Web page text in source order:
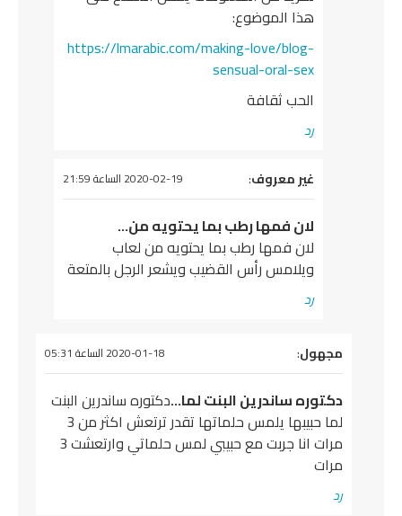
هذا الموضوع:
https://lmarabic.com/making-love/blog-
sensual-oral-sex
الحب ثقافة
رد
يقول
غير معروف: 2020-02-19 الساعة 21:59
لان فمها رطب بما يحتويه من…
لان فمها رطب بما يحتويه من لعاب
ويلامس رأس القضيب ويشعر الرجل بالمتعة
رد
يقول
مجهول: 2020-01-18 الساعة 05:31
دكتوره ساندرين البنت لما…دكتوره ساندرين البنت
لما حبيبها يلمس حلماتها تقدر ترتعش اكثر من 3
مرات انا جربت مع حبيبي لمس حلماتي وارتعشت 3
مرات
رد